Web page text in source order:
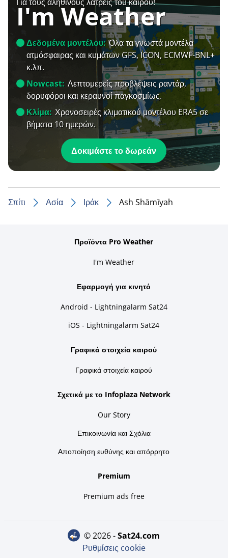
I'm Weather
Δεδομένα μοντέλου: Όλα τα γνωστά μοντέλα
ατμόσφαιρας και κυμάτων GFS, ICON, ECMWF-BNL+
κ.λπ.
Nowcast: Λεπτομερείς προβλέψεις ραντάρ,
δορυφόροι και κεραυνοί παγκοσμίως.
Κλίμα: Χρονοσειρές κλιματικού μοντέλου ERA5 σε
βήματα 10 ημερών.
Δοκιμάστε το δωρεάν
Σπίτι Ασία Ιράκ Ash Shāmīyah
Προϊόντα Pro Weather
I'm Weather
Εφαρμογή για κινητό
Android - Lightningalarm Sat24
iOS - Lightningalarm Sat24
Γραφικά στοιχεία καιρού
Γραφικά στοιχεία καιρού
Σχετικά με το Infoplaza Network
Our Story
Επικοινωνία και Σχόλια
Αποποίηση ευθύνης και απόρρητο
Premium
Premium ads free
© 2026 - sat24.com
Ρυθμίσεις cookie